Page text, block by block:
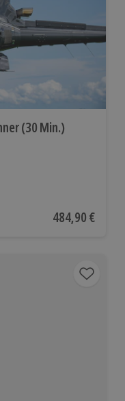
(30 Min.)
BewertungenAktueller Preis
484,90 €